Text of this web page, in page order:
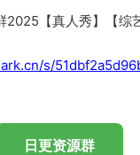
2025【真人秀】【综
s/
日更资源群